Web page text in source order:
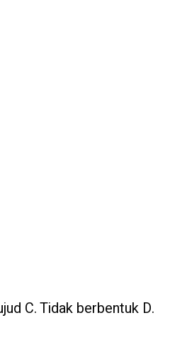
C. Tidak berbentuk D.